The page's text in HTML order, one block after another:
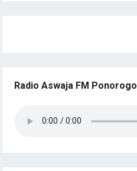
Radio Aswaja FM Ponorogo